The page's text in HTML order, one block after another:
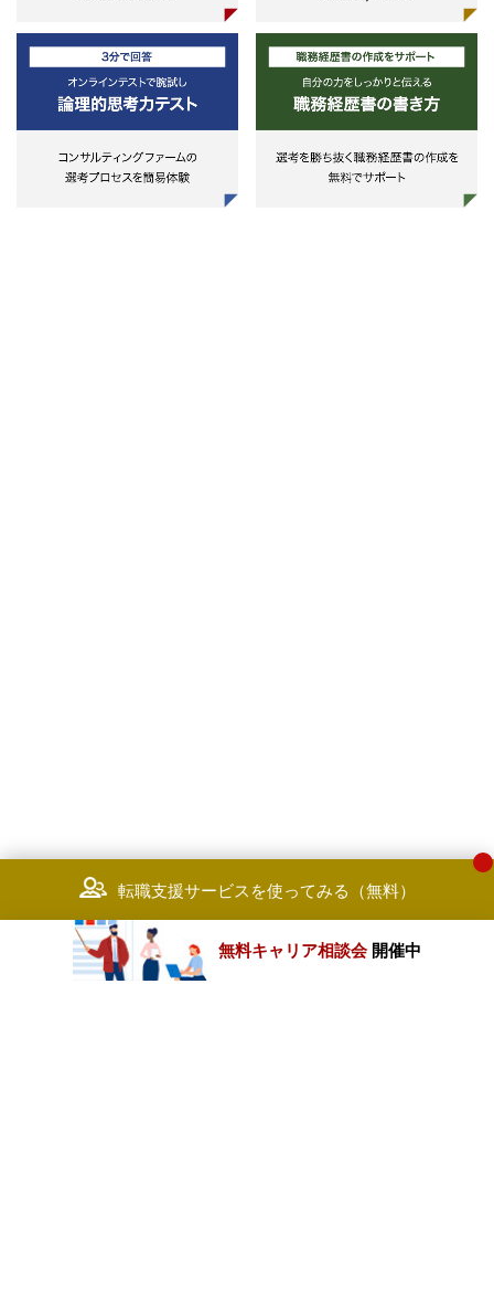
転職支援サービスを使ってみる（無料）
無料キャリア相談会 開催中